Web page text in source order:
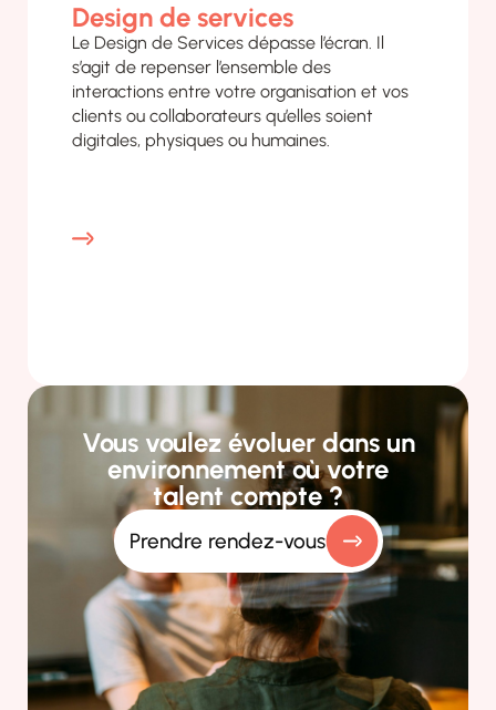
Design de services
Le Design de Services dépasse l’écran. Il
s’agit de repenser l’ensemble des
interactions entre votre organisation et vos
clients ou collaborateurs qu’elles soient
digitales, physiques ou humaines.
Vous voulez évoluer dans un
environnement où votre
talent compte ?
Prendre rendez-vous